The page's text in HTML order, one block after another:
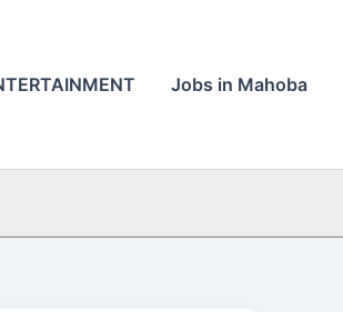
Jobs in Mahoba